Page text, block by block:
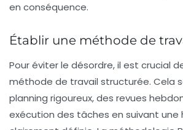
en conséquence.
Établir une méthode de
Pour éviter le désordre, il est crucial
méthode de travail structurée. Cela
planning rigoureux, des revues
exécution des tâches en suivant une